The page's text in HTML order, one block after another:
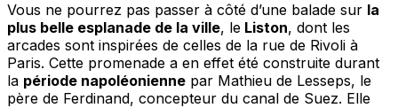
Vous ne pourrez pas passer à côté d’une balade sur la
plus belle esplanade de la ville, le Liston, dont les
arcades sont inspirées de celles de la rue de Rivoli à
Paris. Cette promenade a en effet été construite durant
la période napoléonienne par Mathieu de Lesseps, le
père de Ferdinand, concepteur du canal de Suez. Elle